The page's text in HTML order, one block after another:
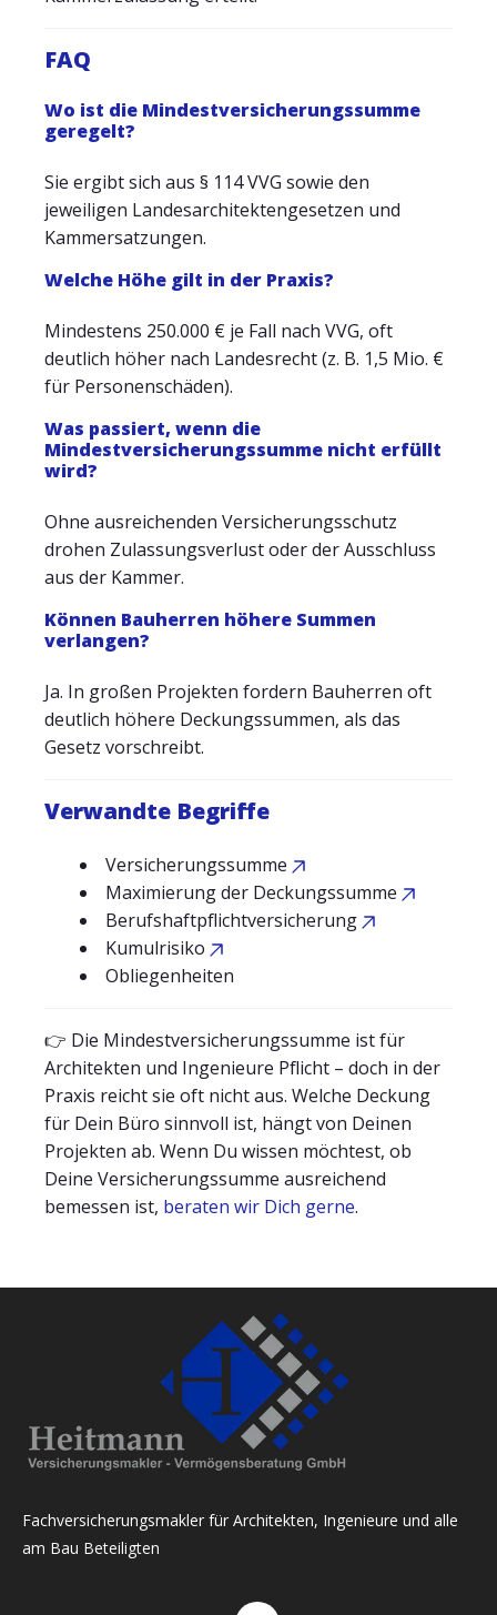
FAQ
Wo ist die Mindestversicherungssumme
geregelt?
Sie ergibt sich aus § 114 VVG sowie den
jeweiligen Landesarchitektengesetzen und
Kammersatzungen.
Welche Höhe gilt in der Praxis?
Mindestens 250.000 € je Fall nach VVG, oft
deutlich höher nach Landesrecht (z. B. 1,5 Mio. €
für Personenschäden).
Was passiert, wenn die
Mindestversicherungssumme nicht erfüllt
wird?
Ohne ausreichenden Versicherungsschutz
drohen Zulassungsverlust oder der Ausschluss
aus der Kammer.
Können Bauherren höhere Summen
verlangen?
Ja. In großen Projekten fordern Bauherren oft
deutlich höhere Deckungssummen, als das
Gesetz vorschreibt.
Verwandte Begriffe
Versicherungssumme
Maximierung der Deckungssumme
Berufshaftpflichtversicherung
Kumulrisiko
Obliegenheiten
👉 Die Mindestversicherungssumme ist für
Architekten und Ingenieure Pflicht – doch in der
Praxis reicht sie oft nicht aus. Welche Deckung
für Dein Büro sinnvoll ist, hängt von Deinen
Projekten ab. Wenn Du wissen möchtest, ob
Deine Versicherungssumme ausreichend
bemessen ist, beraten wir Dich gerne.
Fachversicherungsmakler für Architekten, Ingenieure und alle
am Bau Beteiligten